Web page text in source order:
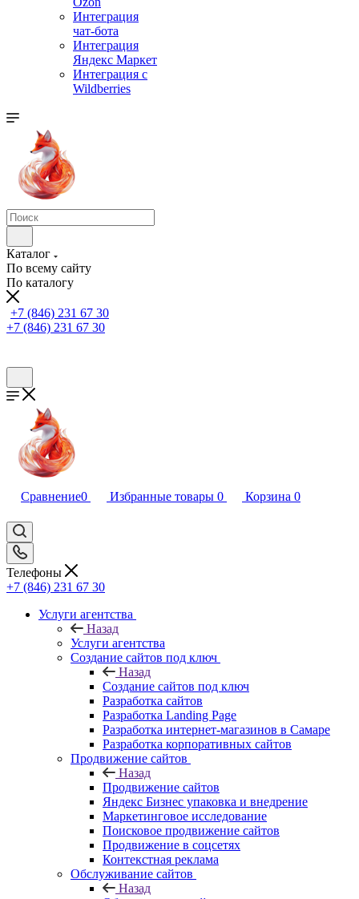
Интеграция
чат-бота
Интеграция
Яндекс Маркет
Интеграция с
Wildberries
Каталог
По всему сайту
По каталогу
+7 (846) 231 67 30
+7 (846) 231 67 30
Сравнение0 Избранные товары 0 Корзина 0
Телефоны
+7 (846) 231 67 30
Услуги агентства
Назад
Услуги агентства
Создание сайтов под ключ
Назад
Создание сайтов под ключ
Разработка сайтов
Разработка Landing Page
Разработка интернет-магазинов в Самаре
Разработка корпоративных сайтов
Продвижение сайтов
Назад
Продвижение сайтов
Яндекс Бизнес упаковка и внедрение
Маркетинговое исследование
Поисковое продвижение сайтов
Продвижение в соцсетях
Контекстная реклама
Обслуживание сайтов
Назад